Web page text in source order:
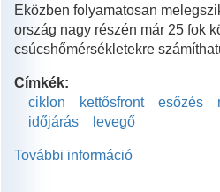
Eközben folyamatosan
ország nagy részén már 25 fok
csúcshőmérsékletekre
Címkék:
ciklon
kettősfront esőzés
időjárás
levegő
További információ